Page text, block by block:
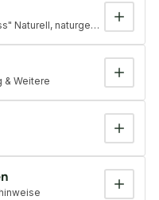
Naturell, naturgeölt, gebürstet,
& Weitere